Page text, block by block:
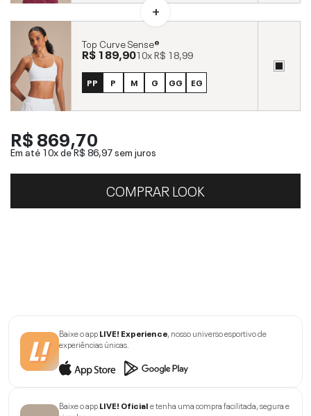
Top Curve Sense®
R$ 189,9010xR$ 18,99
PP P M G GG EG
R$ 869,70
Em até 10x deR$ 86,97sem juros
COMPRAR LOOK
Baixe o appLIVE! Experience, nosso universo esportivo de
experiências únicas.
Baixe o appLIVE! Oficiale tenha uma compra facilitada, segura e